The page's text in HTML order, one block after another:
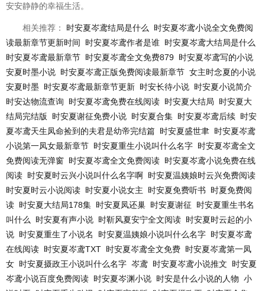
安安静静的幸福生活。
相关推荐： 时安夏岑鸢结局是什么
时安夏岑鸢小说全文免费阅
读最新章节更新时间
时安夏岑鸢作者是谁 时安夏岑鸢大结局是什么
时安夏岑鸢最新章节 时安夏岑鸢全文免费879 时安夏岑鸢写的小说
安夏时墨小说 时安夏岑鸢正版免费阅读最新章节 女主时念夏的小说
安夏时墨 时安夏岑鸢最新章节更新 时安长待小说 时安夏小说简介
时安达物流查询
时安夏岑鸢免费在线阅读 时安夏大结局
时安夏大
结局完结版
时安夏谢征免费小说 时安夏合集 时安夏岑鸢后续 时安
夏岑鸢天生凤命捡到的夫君是幼帝完结篇 时安夏盛世聿 时安夏岑鸢
小说第一凤女最新章节 时安夏重生小说叫什么名字 时安夏岑鸢全文
免费阅读无弹窗 时安夏岑鸢全文免费阅读 时安夏岑鸢小说免费在线
阅读 时安夏时云兴小说叫什么名字啊 时安夏温姨娘时云兴免费阅读
时安夏时云小说阅读 时安夏小说女主 时安夏免费听书
时夏免费阅
读 时安夏大结局178集 时安夏凤还巢 时安夏谢征
时安夏重生书名
叫什么
时安夏有声小说 时靳风夏安宁全文阅读 时安夏时云起的小
说 时安夏重生了小说名 时安夏温姨娘小说叫什么名字 时安夏岑鸢
在线阅读 时安夏岑鸢TXT 时安夏岑鸢全文免费 时安夏岑鸢第一凤
女 时安夏摄政王小说叫什么名字 岑鸢 时安夏岑鸢小说推文
时安夏
岑鸢小说百度免费阅读 时安夏岑渊小说 时安是什么小说的人物 小